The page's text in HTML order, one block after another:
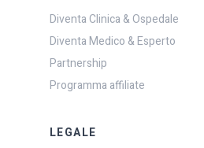
Diventa Clinica & Ospedale
Diventa Medico & Esperto
Partnership
Programma affiliate
LEGALE